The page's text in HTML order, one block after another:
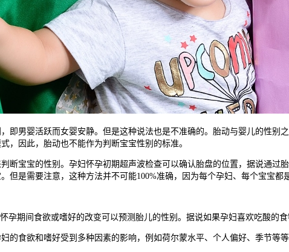
男婴活跃而女婴安静。但是这种说法也是不准确的。胎动与婴儿的性别
，因此，胎动也不能作为判断宝宝性别的标准。
宝的性别。孕妇怀孕初期超声波检查可以确认胎盘的位置，据说通过
但是需要注意，这种方法并不可能100%准确，因为每个孕妇、每个宝宝都
期间食欲或嗜好的改变可以预测胎儿的性别。据说如果孕妇喜欢吃酸的
食欲和嗜好受到多种因素的影响，例如荷尔蒙水平、个人偏好、季节等